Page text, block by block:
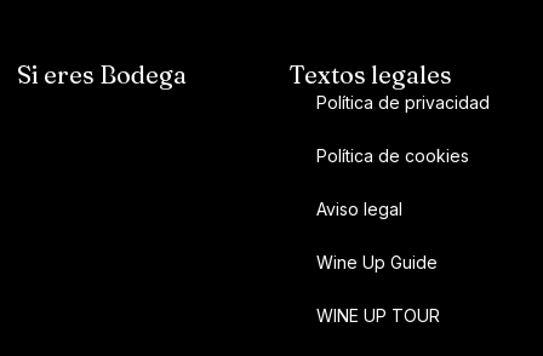
Si eres Bodega Textos legales
Política de privacidad
Política de cookies
Aviso legal
Wine Up Guide
WINE UP TOUR